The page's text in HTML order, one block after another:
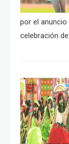
por el anuncio
celebración